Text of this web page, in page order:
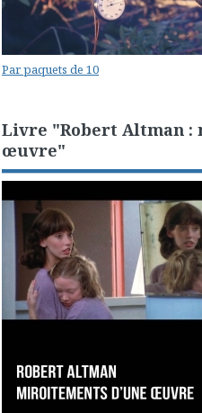
Par paquets de 10
Livre "Robert Altman :
œuvre"